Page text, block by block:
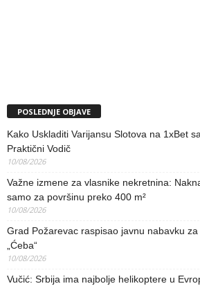
POSLEDNJE OBJAVE
Kako Uskladiti Varijansu Slotova na 1xBet
Praktični Vodič
10/08/2026
Važne izmene za vlasnike nekretnina:
samo za površinu preko 400 m²
10/08/2026
Grad Požarevac raspisao javnu nabavku
„Ćeba“
10/08/2026
Vučić: Srbija ima najbolje helikoptere u